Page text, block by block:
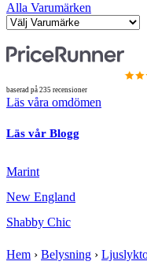
Alla Varumärken
baserad på 235 recensioner
Läs våra omdömen
Läs vår Blogg
Marint
New England
Shabby Chic
Hem › Belysning ›